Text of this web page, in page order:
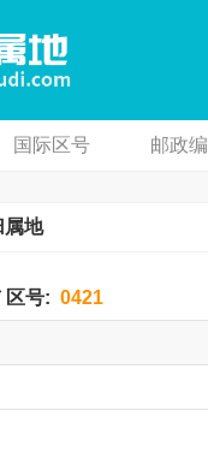
国际区号 邮政
属地
区号: 0421